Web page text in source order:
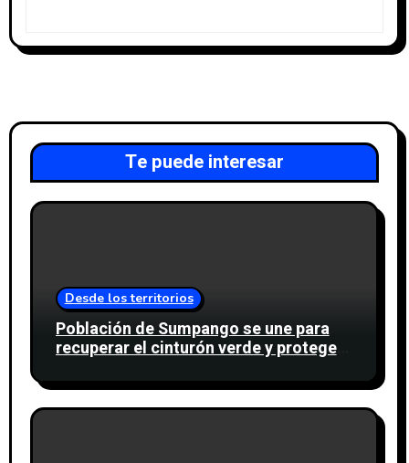
Te puede interesar
Desde los territorios
Población de Sumpango se une para
recuperar el cinturón verde y proteger